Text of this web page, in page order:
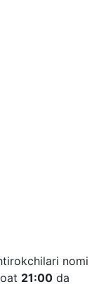
nomi
21:00 da